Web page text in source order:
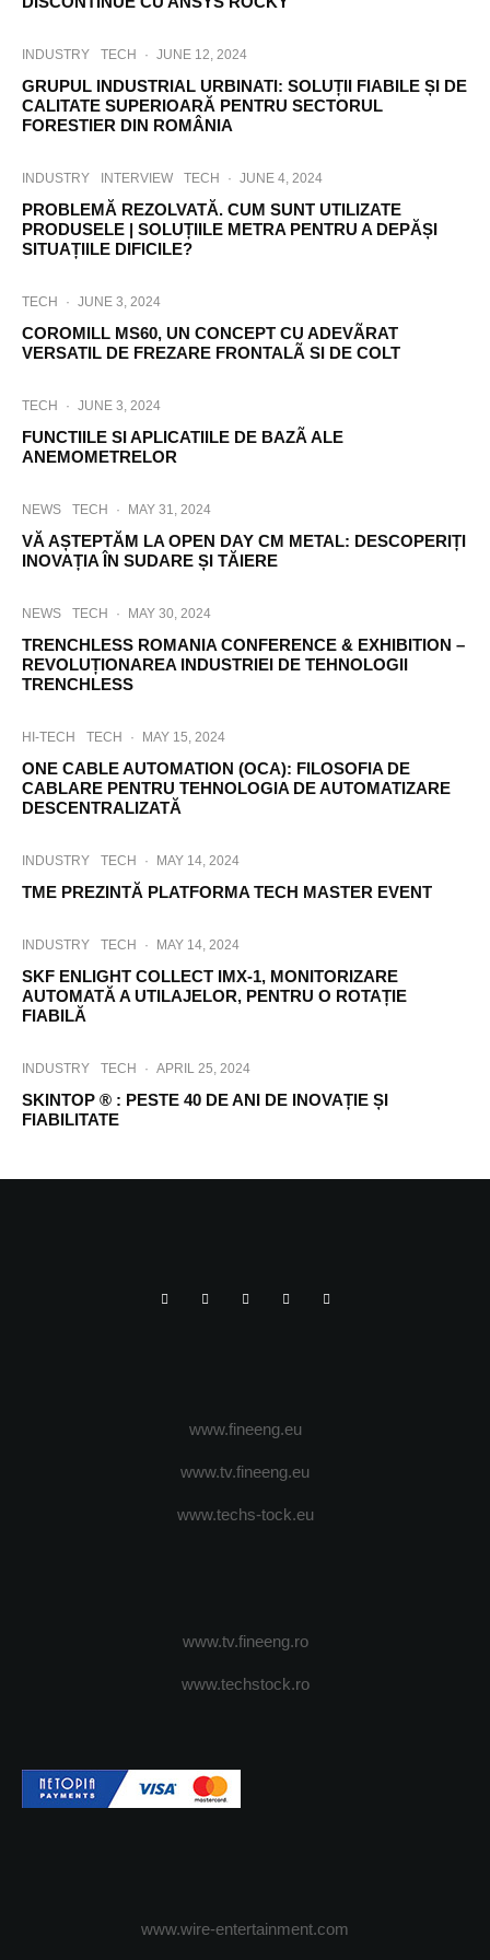
INDUSTRY TECH · JUNE 12, 2024
GRUPUL INDUSTRIAL URBINATI: SOLUȚII FIABILE ȘI DE
CALITATE SUPERIOARĂ PENTRU SECTORUL
FORESTIER DIN ROMÂNIA
INDUSTRY INTERVIEW TECH · JUNE 4, 2024
PROBLEMĂ REZOLVATĂ. CUM SUNT UTILIZATE
PRODUSELE | SOLUȚIILE METRA PENTRU A DEPĂȘI
SITUAȚIILE DIFICILE?
TECH · JUNE 3, 2024
COROMILL MS60, UN CONCEPT CU ADEVÃRAT
VERSATIL DE FREZARE FRONTALÃ SI DE COLT
TECH · JUNE 3, 2024
FUNCTIILE SI APLICATIILE DE BAZÃ ALE
ANEMOMETRELOR
NEWS TECH · MAY 31, 2024
VĂ AȘTEPTĂM LA OPEN DAY CM METAL: DESCOPERIȚI
INOVAȚIA ÎN SUDARE ȘI TĂIERE
NEWS TECH · MAY 30, 2024
TRENCHLESS ROMANIA CONFERENCE & EXHIBITION –
REVOLUȚIONAREA INDUSTRIEI DE TEHNOLOGII
TRENCHLESS
HI-TECH TECH · MAY 15, 2024
ONE CABLE AUTOMATION (OCA): FILOSOFIA DE
CABLARE PENTRU TEHNOLOGIA DE AUTOMATIZARE
DESCENTRALIZATĂ
INDUSTRY TECH · MAY 14, 2024
TME PREZINTĂ PLATFORMA TECH MASTER EVENT
INDUSTRY TECH · MAY 14, 2024
SKF ENLIGHT COLLECT IMX-1, MONITORIZARE
AUTOMATĂ A UTILAJELOR, PENTRU O ROTAȚIE
FIABILĂ
INDUSTRY TECH · APRIL 25, 2024
SKINTOP ® : PESTE 40 DE ANI DE INOVAȚIE ȘI
FIABILITATE
www.fineeng.eu
www.tv.fineeng.eu
www.techs-tock.eu
www.tv.fineeng.ro
www.techstock.ro
www.wire-entertainment.com